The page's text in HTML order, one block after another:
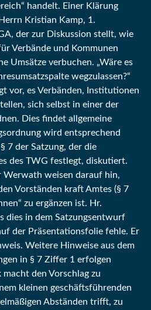
handelt. Einer Klärung
Kristian Kamp, 1.
der zur Diskussion stellt, wie
Verbände und Kommunen
Umsätze verbuchen. „Wäre es
wegzulassen?“
vor, es Verbänden, Institutionen
sich selbst in einer der
Dies findet allgemeine
wird entsprechend
7 der Satzung, der die
des TWG festlegt, diskutiert.
Werwath weisen darauf hin,
Vorständen kraft Amtes (§ 7
zu ergänzen ist. Hr.
dies in dem Satzungsentwurf
der Präsentationsfolie fehle. Er
Weitere Hinweise aus dem
in § 7 Ziffer 1 erfolgen
den Vorschlag zu
kleinen geschäftsführenden
Abständen trifft, zu